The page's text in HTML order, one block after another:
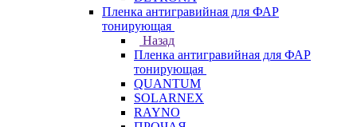
Пленка антигравийная для ФАР
тонирующая
Назад
Пленка антигравийная для ФАР
тонирующая
QUANTUM
SOLARNEX
RAYNO